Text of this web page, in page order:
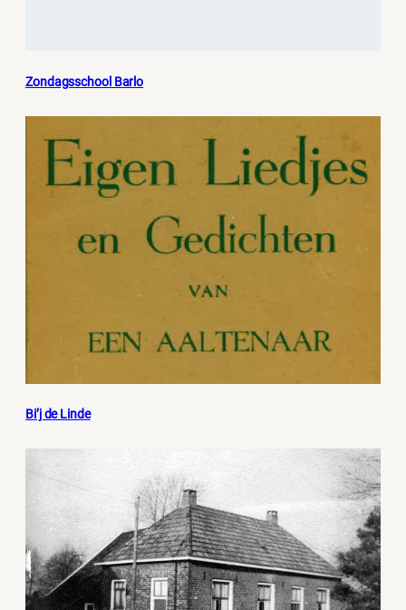
Zondagsschool Barlo
Bi’j de Linde